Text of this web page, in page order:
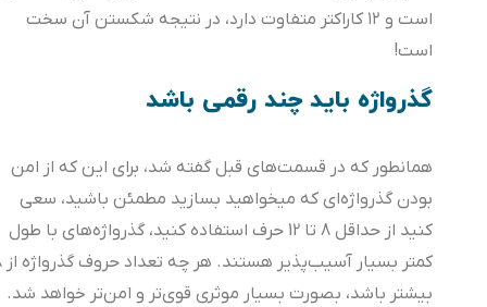
است و ١٢ کاراکتر متفاوت دارد، در نتیجه شکستن آن سخت
است!
گذرواژه باید چند رقمی باشد
همانطور که در قسمت‌های قبل گفته شد، برای این که از امن
بودن گذرواژه‌ای که میخواهید بسازید مطمئن باشید، سعی
کنید از حداقل 8 تا 12 حرف استفاده کنید، گذرواژه‌های با طول
کمتر بسیار آسیب‌پذیر هستند. هر چه تعداد حروف گذرواژه از 8
بیشتر باشد، بصورت بسیار موثری قوی‌تر و امن‌تر خواهد شد.